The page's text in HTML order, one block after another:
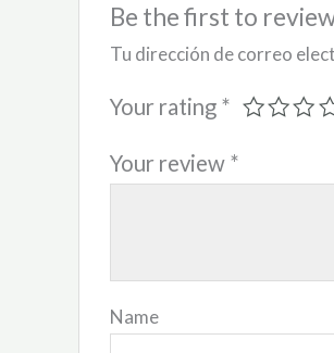
Be the first to
Tu dirección de correo
Your rating *
Your review *
Name